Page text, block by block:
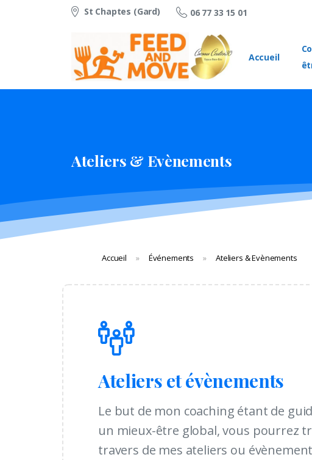
St Chaptes (Gard) 06 77 33 15 01
Accueil
Ateliers & Evènements
Accueil » Événements » Ateliers & Evènements
Ateliers et évènements
Le but de mon coaching étant de
un mieux-être global, vous pourrez
travers de mes ateliers ou